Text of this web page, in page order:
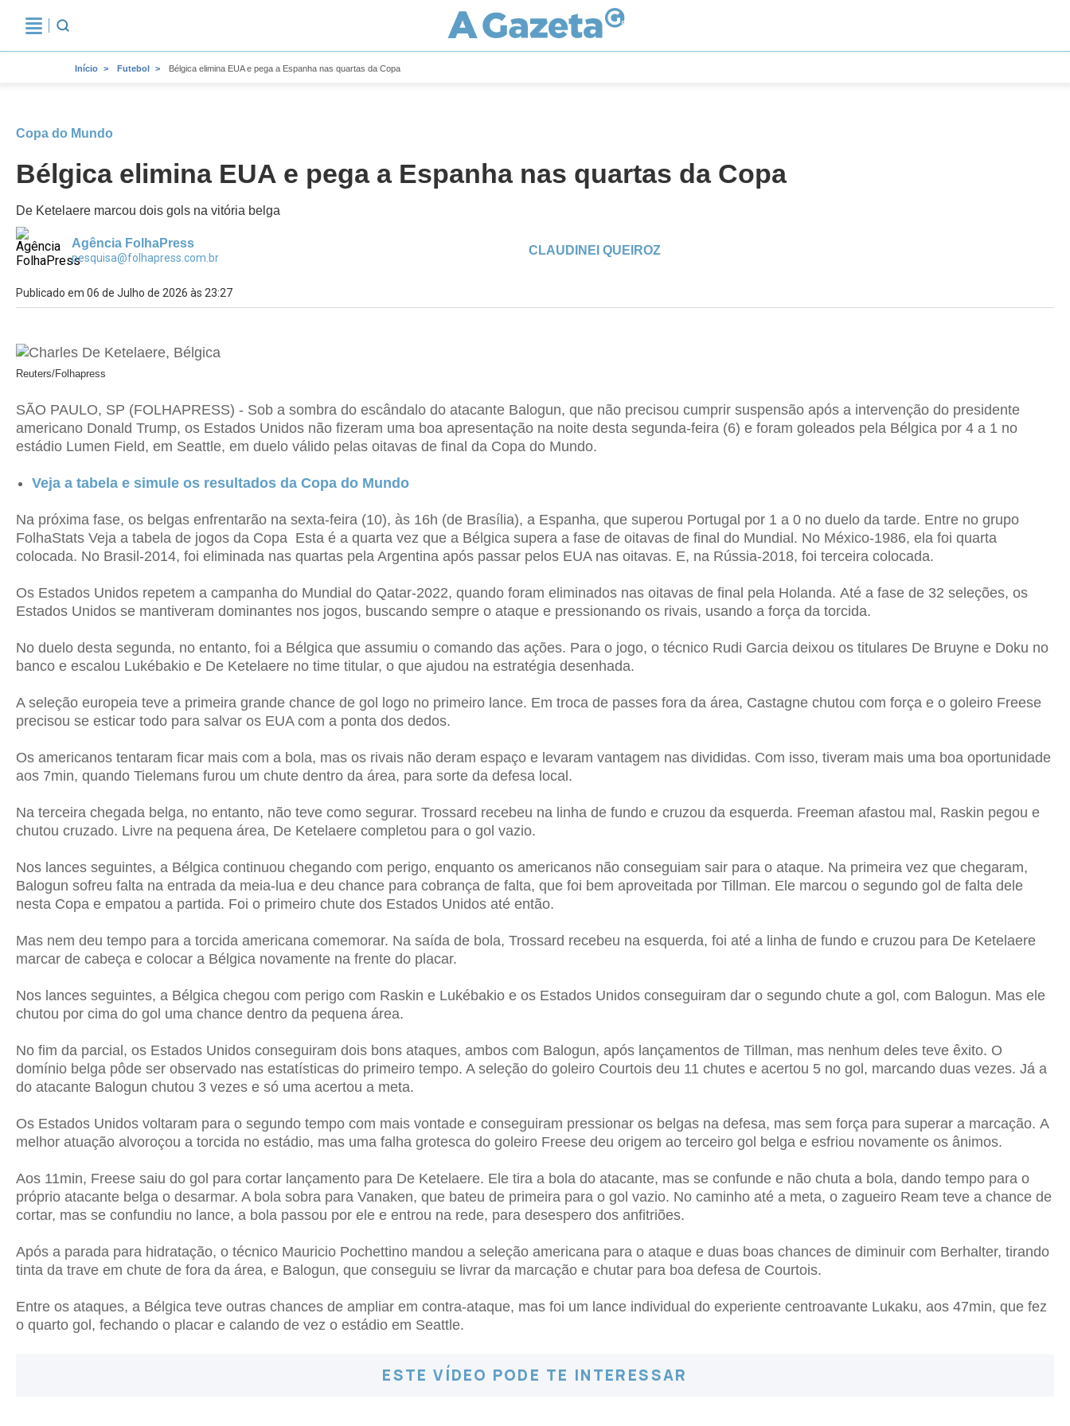
Início Futebol Bélgica elimina EUA e pega a Espanha nas quartas da Copa
Copa do Mundo
Bélgica elimina EUA e pega a Espanha nas quartas da Copa
De Ketelaere marcou dois gols na vitória belga
Agência FolhaPress
pesquisa@folhapress.com.br
CLAUDINEI QUEIROZ
Publicado em 06 de Julho de 2026 às 23:27
Reuters/Folhapress
SÃO PAULO, SP (FOLHAPRESS) - Sob a sombra do escândalo do atacante Balogun, que não precisou cumprir suspensão após a intervenção do presidente
americano Donald Trump, os Estados Unidos não fizeram uma boa apresentação na noite desta segunda-feira (6) e foram goleados pela Bélgica por 4 a 1 no
estádio Lumen Field, em Seattle, em duelo válido pelas oitavas de final da Copa do Mundo.
Veja a tabela e simule os resultados da Copa do Mundo
Na próxima fase, os belgas enfrentarão na sexta-feira (10), às 16h (de Brasília), a Espanha, que superou Portugal por 1 a 0 no duelo da tarde. Entre no grupo
FolhaStats Veja a tabela de jogos da Copa Esta é a quarta vez que a Bélgica supera a fase de oitavas de final do Mundial. No México-1986, ela foi quarta
colocada. No Brasil-2014, foi eliminada nas quartas pela Argentina após passar pelos EUA nas oitavas. E, na Rússia-2018, foi terceira colocada.
Os Estados Unidos repetem a campanha do Mundial do Qatar-2022, quando foram eliminados nas oitavas de final pela Holanda. Até a fase de 32 seleções, os
Estados Unidos se mantiveram dominantes nos jogos, buscando sempre o ataque e pressionando os rivais, usando a força da torcida.
No duelo desta segunda, no entanto, foi a Bélgica que assumiu o comando das ações. Para o jogo, o técnico Rudi Garcia deixou os titulares De Bruyne e Doku no
banco e escalou Lukébakio e De Ketelaere no time titular, o que ajudou na estratégia desenhada.
A seleção europeia teve a primeira grande chance de gol logo no primeiro lance. Em troca de passes fora da área, Castagne chutou com força e o goleiro Freese
precisou se esticar todo para salvar os EUA com a ponta dos dedos.
Os americanos tentaram ficar mais com a bola, mas os rivais não deram espaço e levaram vantagem nas divididas. Com isso, tiveram mais uma boa oportunidade
aos 7min, quando Tielemans furou um chute dentro da área, para sorte da defesa local.
Na terceira chegada belga, no entanto, não teve como segurar. Trossard recebeu na linha de fundo e cruzou da esquerda. Freeman afastou mal, Raskin pegou e
chutou cruzado. Livre na pequena área, De Ketelaere completou para o gol vazio.
Nos lances seguintes, a Bélgica continuou chegando com perigo, enquanto os americanos não conseguiam sair para o ataque. Na primeira vez que chegaram,
Balogun sofreu falta na entrada da meia-lua e deu chance para cobrança de falta, que foi bem aproveitada por Tillman. Ele marcou o segundo gol de falta dele
nesta Copa e empatou a partida. Foi o primeiro chute dos Estados Unidos até então.
Mas nem deu tempo para a torcida americana comemorar. Na saída de bola, Trossard recebeu na esquerda, foi até a linha de fundo e cruzou para De Ketelaere
marcar de cabeça e colocar a Bélgica novamente na frente do placar.
Nos lances seguintes, a Bélgica chegou com perigo com Raskin e Lukébakio e os Estados Unidos conseguiram dar o segundo chute a gol, com Balogun. Mas ele
chutou por cima do gol uma chance dentro da pequena área.
No fim da parcial, os Estados Unidos conseguiram dois bons ataques, ambos com Balogun, após lançamentos de Tillman, mas nenhum deles teve êxito. O
domínio belga pôde ser observado nas estatísticas do primeiro tempo. A seleção do goleiro Courtois deu 11 chutes e acertou 5 no gol, marcando duas vezes. Já a
do atacante Balogun chutou 3 vezes e só uma acertou a meta.
Os Estados Unidos voltaram para o segundo tempo com mais vontade e conseguiram pressionar os belgas na defesa, mas sem força para superar a marcação. A
melhor atuação alvoroçou a torcida no estádio, mas uma falha grotesca do goleiro Freese deu origem ao terceiro gol belga e esfriou novamente os ânimos.
Aos 11min, Freese saiu do gol para cortar lançamento para De Ketelaere. Ele tira a bola do atacante, mas se confunde e não chuta a bola, dando tempo para o
próprio atacante belga o desarmar. A bola sobra para Vanaken, que bateu de primeira para o gol vazio. No caminho até a meta, o zagueiro Ream teve a chance de
cortar, mas se confundiu no lance, a bola passou por ele e entrou na rede, para desespero dos anfitriões.
Após a parada para hidratação, o técnico Mauricio Pochettino mandou a seleção americana para o ataque e duas boas chances de diminuir com Berhalter, tirando
tinta da trave em chute de fora da área, e Balogun, que conseguiu se livrar da marcação e chutar para boa defesa de Courtois.
Entre os ataques, a Bélgica teve outras chances de ampliar em contra-ataque, mas foi um lance individual do experiente centroavante Lukaku, aos 47min, que fez
o quarto gol, fechando o placar e calando de vez o estádio em Seattle.
ESTE VÍDEO PODE TE INTERESSAR